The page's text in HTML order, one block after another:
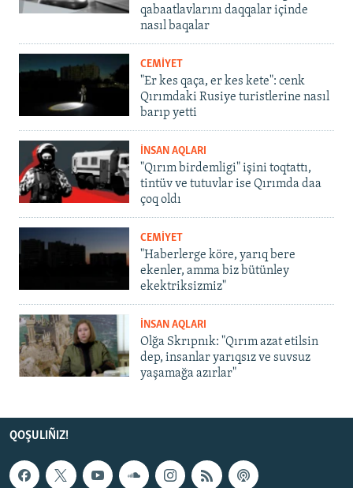
qabaatlavlarını daqqalar içinde
nasıl baqalar
CEMİYET
"Er kes qaça, er kes kete": cenk
Qırımdaki Rusiye turistlerine nasıl
barıp yetti
İNSAN AQLARI
"Qırım birdemligi" işini toqtattı,
tintüv ve tutuvlar ise Qırımda daa
çoq oldı
CEMİYET
"Haberlerge köre, yarıq bere
ekenler, amma biz bütünley
ekektriksizmiz"
İNSAN AQLARI
Olğa Skrıpnık: "Qırım azat etilsin
dep, insanlar yarıqsız ve suvsuz
yaşamağa azırlar"
QOŞULIÑIZ!